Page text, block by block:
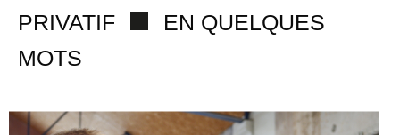
PRIVATIF
EN QUELQUES
MOTS